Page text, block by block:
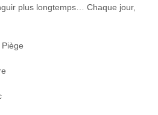
plus longtemps… Chaque jour,